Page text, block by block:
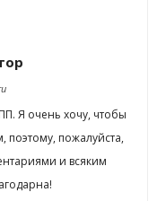
Я очень хочу, чтобы
пожалуйста,
и всяким